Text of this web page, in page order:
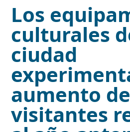
Los
culturales
ciudad
aumento de
visitantes